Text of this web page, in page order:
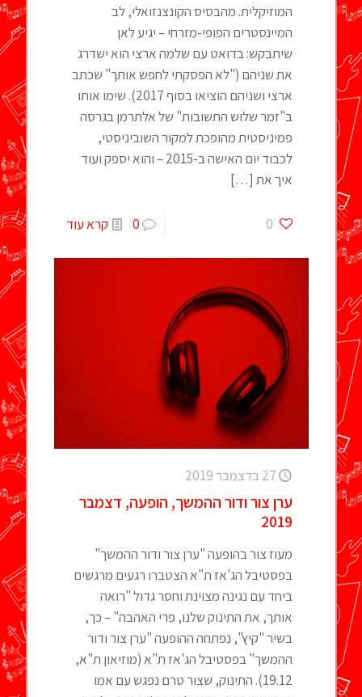
המוזיקלית. מהבסיס הקונצנזואלי, לב
המיינסטרים הפופי-מזרחי – יגיע לאן
שיתבקש: בדואט עם שלמה ארצי הוא ישדרג
את שניהם ("לא הפסקתי לחפש אותך" שכתב
ארצי ושניהם הוציאו בסוף 2017). שימו אותו
ב"זמר שלוש התשובות" של אלתרמן בגרסה
פמיניסטית מהופכת למקור השוביניסטי,
לכבוד יום האישה ב-2015 – והוא יספק ועוד
איך את […]
0
0 קרא עוד
27 בדצמבר 2019
ערן צור ודור ההמשך, הופעה, דצמבר
2019
מעוז צור בהופעה "ערן צור ודור ההמשך"
בפסטיבל הג'אז ת"א הצטברו רגעים מרגשים
ביחד עם נגינה מצוינת וחסר גדול "רואה
אותך, את התינוק שלנו, פרי האהבה" – כך,
בשיר "קיץ", נפתחה ההופעה "ערן צור ודור
ההמשך" בפסטיבל הג'אז ת"א (מוזיאון ת"א,
19.12). התינוק, שצור טרם נפגש עם אמו